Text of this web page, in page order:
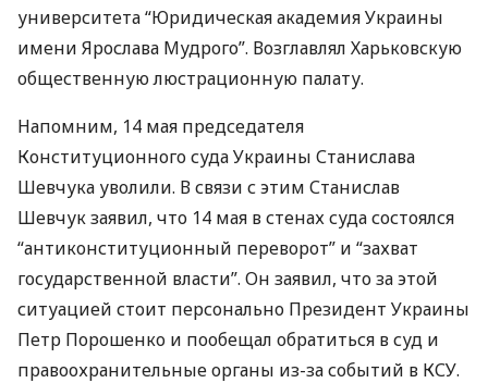
университета “Юридическая академия Украины
имени Ярослава Мудрого”. Возглавлял Харьковскую
общественную люстрационную палату.
Напомним, 14 мая председателя
Конституционного суда Украины Станислава
Шевчука уволили. В связи с этим Станислав
Шевчук заявил, что 14 мая в стенах суда состоялся
“антиконституционный переворот” и “захват
государственной власти”. Он заявил, что за этой
ситуацией стоит персонально Президент Украины
Петр Порошенко и пообещал обратиться в суд и
правоохранительные органы из-за событий в КСУ.